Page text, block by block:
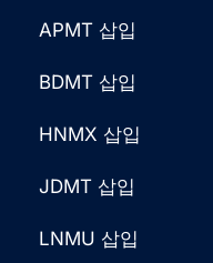
APMT 삽입
BDMT 삽입
HNMX 삽입
JDMT 삽입
LNMU 삽입